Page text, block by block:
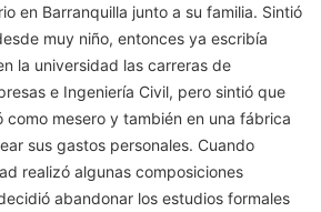
en Barranquilla junto a su familia. Sintió
muy niño, entonces ya escribía
la universidad las carreras de
e Ingeniería Civil, pero sintió que
como mesero y también en una fábrica
sus gastos personales. Cuando
realizó algunas composiciones
abandonar los estudios formales